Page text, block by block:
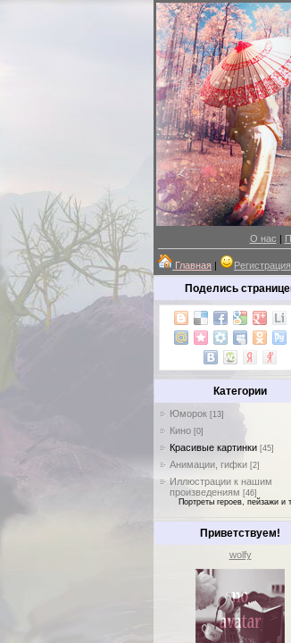
О нас |
Главная | Регистрация
Поделись
Категории
Юморок [13]
Кино [0]
Красивые картинки [45]
Анимации, гифки [2]
Иллюстрации к нашим
произведениям [46]
Портреты героев, пейзажи и
Приветствуем!
wolfy